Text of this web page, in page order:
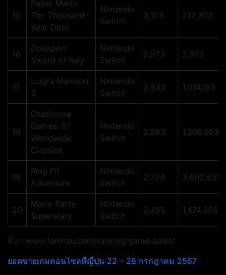
15
Paper Mario:
The Thousand-
Year Door
Nintendo
Switch
3,103 212,303
16
Dokapon:
Sword of Fury
Nintendo
Switch
2,973 2,973
17
Luigi’s Mansion
3
Nintendo
Switch
2,933 1,014,183
18
Clubhouse
Games: 51
Worldwide
Classics
Nintendo
Switch
2,883 1,306,603
19
Ring Fit
Adventure
Nintendo
Switch
2,724 3,602,835
20
Mario Party
Superstars
Nintendo
Switch
2,455 1,474,505
ที่มา www.famitsu.com/ranking/game-sales/
ยอดขายเกมคอนโซลที่ญี่ปุ่น 22 – 28 กรกฎาคม 2567